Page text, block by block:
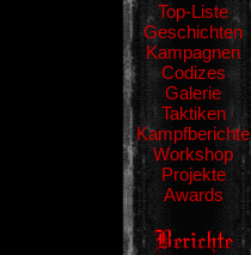
Top-Liste
Geschichten
Kampagnen
Codizes
Galerie
Taktiken
Kampfberichte
Workshop
Projekte
Awards